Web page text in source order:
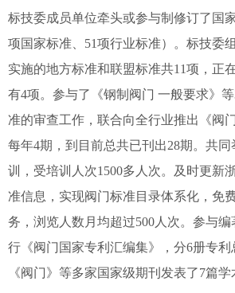
标技委成员单位牵头或参与制修订了国
项国家标准、51项行业标准）。标技委
实施的地方标准和联盟标准共11项，正
有4项。参与了《钢制阀门 一般要求》
准的审查工作，联合向全行业推出《阀
每年4期，到目前总共已刊出28期。共
训，受培训人次1500多人次。及时更新
准信息，实现阀门标准目录体系化，免
务，浏览人数月均超过500人次。参与
行《阀门国家专利汇编集》，分6册专利
《阀门》等多家国家级期刊发表了7篇学